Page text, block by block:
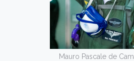
Mauro Pascale de